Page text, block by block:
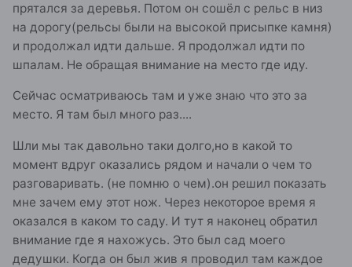
прятался за деревья. Потом он сошёл с рельс в низ
на дорогу(рельсы были на высокой присыпке камня)
и продолжал идти дальше. Я продолжал идти по
шпалам. Не обращая внимание на место где иду.
Сейчас осматриваюсь там и уже знаю что это за
место. Я там был много раз....
Шли мы так давольно таки долго,но в какой то
момент вдруг оказались рядом и начали о чем то
разговаривать. (не помню о чем).он решил показать
мне зачем ему этот нож. Через некоторое время я
оказался в каком то саду. И тут я наконец обратил
внимание где я нахожусь. Это был сад моего
дедушки. Когда он был жив я проводил там каждое